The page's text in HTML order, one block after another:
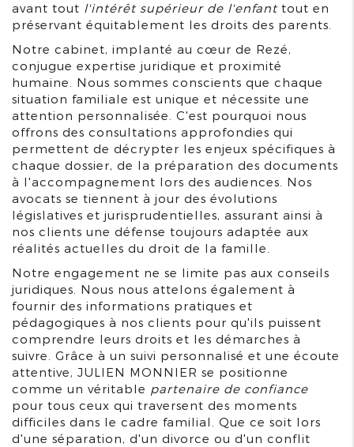
avant tout l'intérêt supérieur de l'enfanttout en
préservant équitablement les droits des parents.
Notre cabinet, implanté au cœur de Rezé,
conjugue expertise juridique et proximité
humaine. Nous sommes conscients que chaque
situation familiale est unique et nécessite une
attention personnalisée. C'est pourquoi nous
offrons des consultations approfondies qui
permettent de décrypter les enjeux spécifiques à
chaque dossier, de la préparation des documents
à l'accompagnement lors des audiences. Nos
avocats se tiennent à jour des évolutions
législatives et jurisprudentielles, assurant ainsi à
nos clients une défense toujours adaptée aux
réalités actuelles du droit de la famille.
Notre engagement ne se limite pas aux conseils
juridiques. Nous nous attelons également à
fournir des informations pratiques et
pédagogiques à nos clients pour qu'ils puissent
comprendre leurs droits et les démarches à
suivre. Grâce à un suivi personnalisé et une écoute
attentive, JULIEN MONNIER se positionne
comme un véritable partenaire de confiance
pour tous ceux qui traversent des moments
difficiles dans le cadre familial. Que ce soit lors
d'une séparation, d'un divorce ou d'un conflit